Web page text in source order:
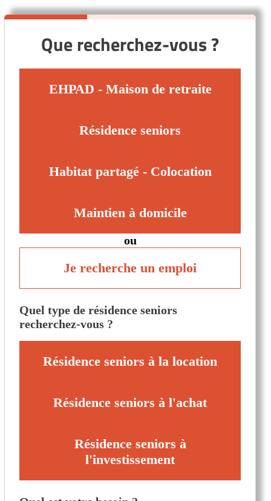
Que recherchez-vous ?
EHPAD - Maison de retraite
Résidence seniors
Habitat partagé - Colocation
Maintien à domicile
ou
Je recherche un emploi
Quel type de résidence seniors
recherchez-vous ?
Résidence seniors à la location
Résidence seniors à l'achat
Résidence seniors à
l'investissement